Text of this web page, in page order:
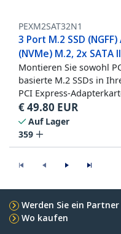
PEXM2SAT32N1
3 Port M.2 SSD
(NVMe) M.2, 2x SATA
Montieren Sie sowohl
basierte M.2 SSDs in
PCI Express-
€49.80 EUR
Auf Lager
359
Werden Sie ein Partner
Wo kaufen